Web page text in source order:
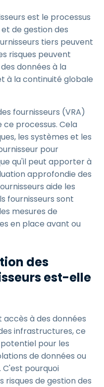
est le processus
de gestion des
tiers peuvent
risques peuvent
données à la
à la continuité globale
fournisseurs (VRA)
processus. Cela
les systèmes et les
pour
qu'il peut apporter à
approfondie des
aide les
fournisseurs sont
mesures de
en place avant ou
des
est-elle
accès à des données
infrastructures, ce
pour les
de données ou
pourquoi
de gestion des